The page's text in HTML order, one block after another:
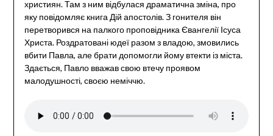
християн. Там з ним відбулася драматична зміна, про
яку повідомляє книга Дій апостолів. З гонителя він
перетворився на палкого проповідника Євангелії Ісуса
Христа. Роздратовані юдеї разом з владою, змовились
вбити Павла, але брати допомогли йому втекти із міста.
Здається, Павло вважав свою втечу проявом
малодушності, своєю неміччю.